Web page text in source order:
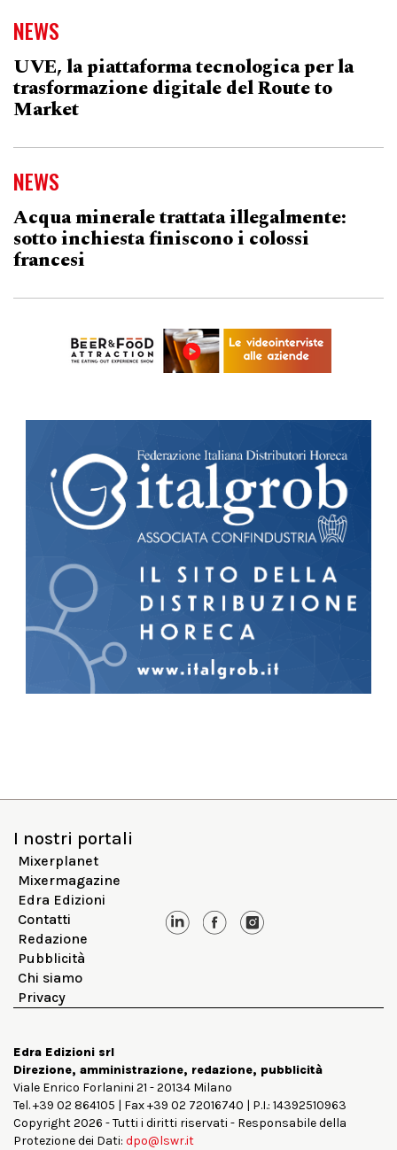
NEWS
UVE, la piattaforma tecnologica per la
trasformazione digitale del Route to
Market
NEWS
Acqua minerale trattata illegalmente:
sotto inchiesta finiscono i colossi
francesi
I nostri portali
Mixerplanet
Mixermagazine
Edra Edizioni
Contatti
Redazione
Pubblicità
Chi siamo
Privacy
Edra Edizioni srl
Direzione, amministrazione, redazione, pubblicità
Viale Enrico Forlanini 21 - 20134 Milano
Tel. +39 02 864105 | Fax +39 02 72016740 | P.I.: 14392510963
Copyright 2026 - Tutti i diritti riservati - Responsabile della
Protezione dei Dati: dpo@lswr.it